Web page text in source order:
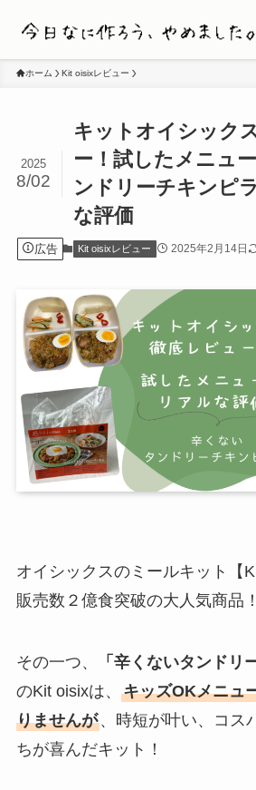
ホーム Kit oisixレビュー
キットオイシック
ー！試したメニュ
ンドリーチキンピ
な評価
2025
8/02
広告 Kit oisixレビュー 2025年2月14日
オイシックスのミールキット【
販売数２億食突破の大人気商品！
その一つ、 「辛くないタンドリ
のKit oisixは、 キッズOKメニュ
りませんが、時短が叶い、コス
ちが喜んだキット！